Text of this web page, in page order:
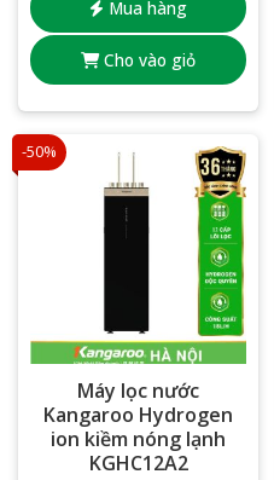
Mua hàng
Cho vào giỏ
-50%
Máy lọc nước
Kangaroo Hydrogen
ion kiềm nóng lạnh
KGHC12A2